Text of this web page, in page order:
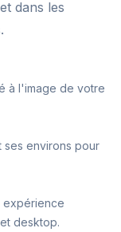
dans les
à l'image de votre
ses environs pour
expérience
desktop.